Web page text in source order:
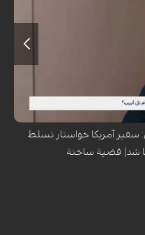
رژیم صهیونیستی، درباره تسلط
تفاسیر توراتی، موج گسترده‌ای
آمریکا برانگیخته است.
سفیر آمریکا خواستار تسلط
شد| قضیة ساخنة